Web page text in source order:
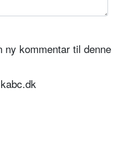
ny kommentar til denne